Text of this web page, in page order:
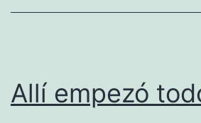
Allí empezó